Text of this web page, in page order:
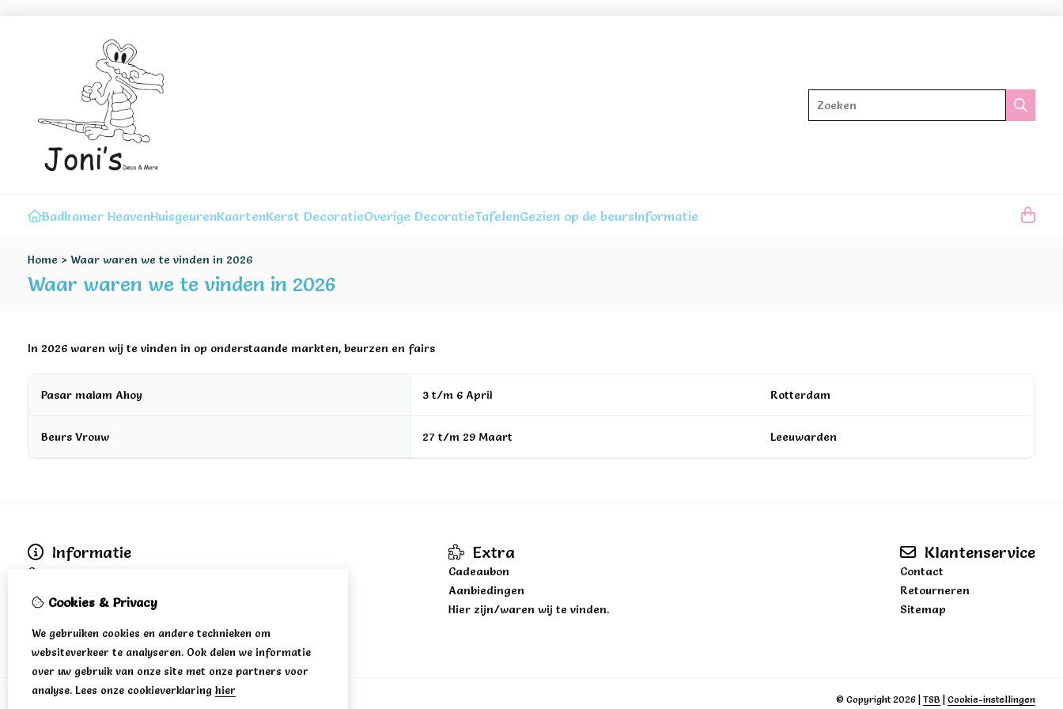
Badkamer HeavenHuisgeurenKaartenKerst DecoratieOverige DecoratieTafelenGezien op de beursInformatie
Home > Waar waren we te vinden in 2026
Waar waren we te vinden in 2026
In 2026 waren wij te vinden in op onderstaande markten, beurzen en fairs
Pasar malam Ahoy 3 t/m 6 April Rotterdam
Beurs Vrouw 27 t/m 29 Maart Leeuwarden
Informatie
Over ons
Disclaimer
Algemene voorwaarden
Extra
Cadeaubon
Aanbiedingen
Hier zijn/waren wij te vinden.
Klantenservice
Contact
Retourneren
Sitemap
© Copyright 2026 TSB Cookie-instellingen
Cookies & Privacy
We gebruiken cookies en andere technieken om
websiteverkeer te analyseren. Ook delen we informatie
over uw gebruik van onze site met onze partners voor
analyse. Lees onze cookieverklaring hier